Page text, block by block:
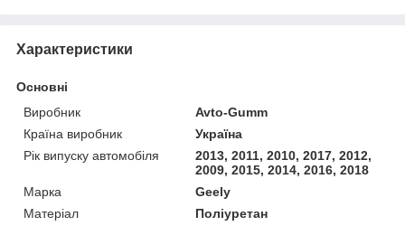
Характеристики
Основні
Виробник
Avto-Gumm
Країна виробник
Україна
Рік випуску автомобіля
2013, 2011, 2010, 2017, 2012,
2009, 2015, 2014, 2016, 2018
Марка
Geely
Матеріал
Поліуретан